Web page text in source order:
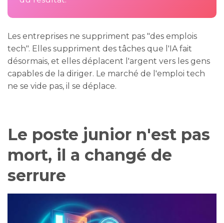
Les entreprises ne suppriment pas "des emplois
tech". Elles suppriment des tâches que l'IA fait
désormais, et elles déplacent l'argent vers les gens
capables de la diriger. Le marché de l'emploi tech
ne se vide pas, il se déplace.
Le poste junior n'est pas
mort, il a changé de
serrure